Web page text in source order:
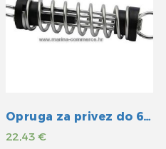
Opruga za privez do 6m
22,43€